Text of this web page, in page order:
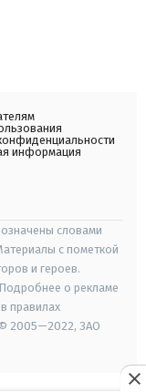
информация
словами
с пометкой
и героев.
о рекламе
правилах
2005—2022, ЗАО